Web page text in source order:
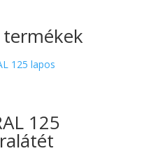
termékek
125